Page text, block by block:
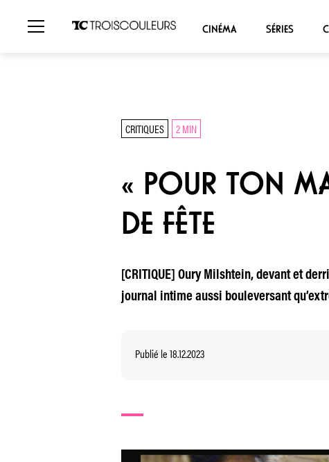
CINÉMA SÉRIES
CRITIQUES 2 MIN
« POUR TON
DE FÊTE
[CRITIQUE] Oury Milshtein, devant et
journal intime aussi bouleversant
Publié le 18.12.2023